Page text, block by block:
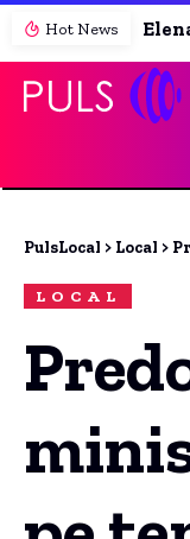
Hot News
Elena Gheorghe, apariție spectaculoasă pe plajele din Grecia. Regula strictă pe care artista o urmează în vacanță.
PulsLocal > Local >
LOCAL